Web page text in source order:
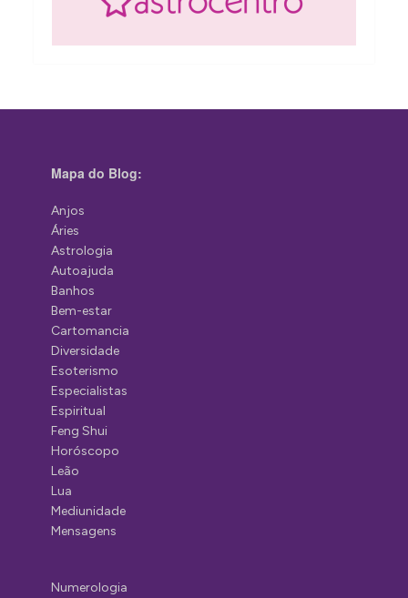
Mapa do Blog:
Anjos
Áries
Astrologia
Autoajuda
Banhos
Bem-estar
Cartomancia
Diversidade
Esoterismo
Especialistas
Espiritual
Feng Shui
Horóscopo
Leão
Lua
Mediunidade
Mensagens
Numerologia